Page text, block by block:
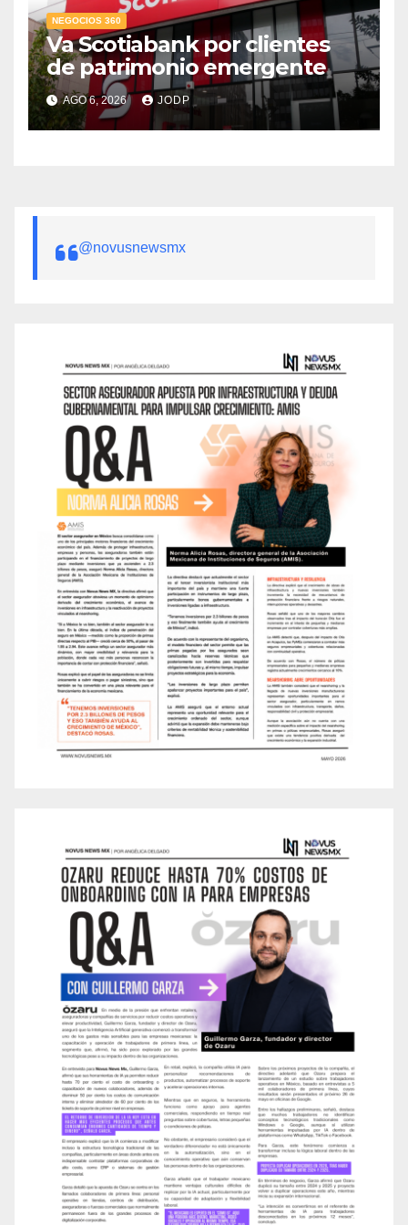
NEGOCIOS 360
Va Scotiabank por clientes
de patrimonio emergente
AGO 6, 2026 JODP
@novusnewsmx